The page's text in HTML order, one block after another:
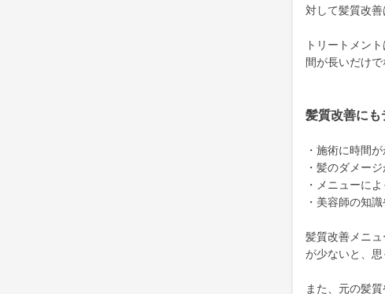
対して髪質改善
トリートメン
間が長いだけ
髪質改善にも
・施術に時間
・髪のダメー
・メニューに
・美容師の知
髪質改善メニ
が少ないと、思
また、元の髪